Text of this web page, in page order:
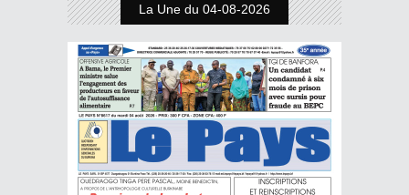
La Une du 04-08-2026